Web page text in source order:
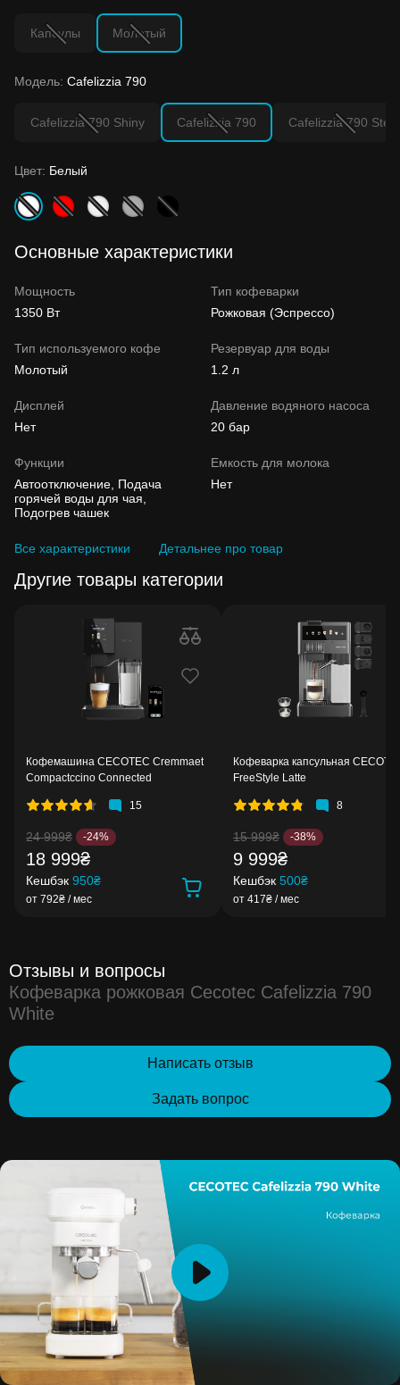
Капсулы Молотый
Модель: Cafelizzia 790
Cafelizzia 790 Shiny Cafelizzia 790 Cafelizzia 790 Steel
Цвет: Белый
Основные характеристики
Мощность
1350 Вт
Тип кофеварки
Рожковая (Эспрессо)
Тип используемого кофе
Молотый
Резервуар для воды
1.2 л
Дисплей
Нет
Давление водяного насоса
20 бар
Функции
Автоотключение, Подача
горячей воды для чая,
Подогрев чашек
Емкость для молока
Нет
Все характеристики Детальнее про товар
Другие товары категории
Кофемашина CECOTEC Cremmaet
Compactccino Connected
15
24 999₴ -24%
18 999₴
Кешбэк 950₴
от 792₴ / мес
Кофеварка капсульная
FreeStyle Latte
8
15 999₴ -38%
9 999₴
Кешбэк 500₴
от 417₴ / мес
Отзывы и вопросы
Кофеварка рожковая Cecotec Cafelizzia 790
White
Написать отзыв
Задать вопрос